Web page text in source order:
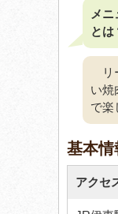
メ
とは
リ
い焼
で楽
基本情
アクセ